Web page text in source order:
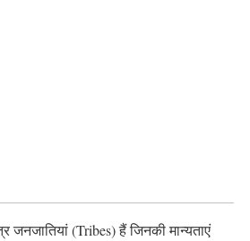
जनजातियां (Tribes) हैं जिनकी मान्यताएं